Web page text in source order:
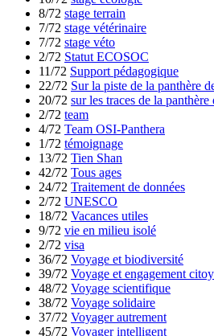
8/72 stage terrain
7/72 stage vétérinaire
7/72 stage véto
2/72 Statut ECOSOC
11/72 Support pédagogique
22/72 Sur la piste de la panthère
20/72 sur les traces de la panthère
2/72 team
4/72 Team OSI-Panthera
1/72 témoignage
13/72 Tien Shan
42/72 Tous ages
24/72 Traitement de données
2/72 UNESCO
18/72 Vacances utiles
9/72 vie en milieu isolé
2/72 visa
36/72 Voyage et biodiversité
39/72 Voyage et engagement
48/72 Voyage scientifique
38/72 Voyage solidaire
37/72 Voyager autrement
45/72 Voyager intelligent